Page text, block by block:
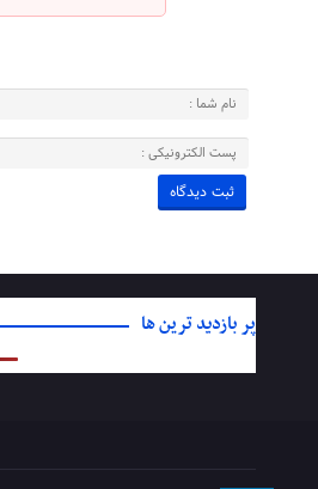
پر بازدید ترین ها